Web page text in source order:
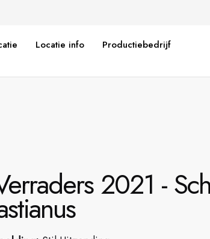
Locatie info Productiebedrijf
2021 -